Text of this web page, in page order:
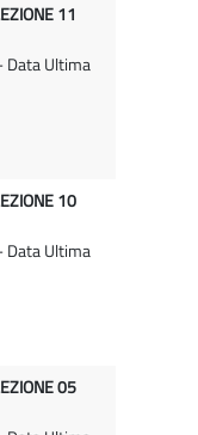
11
Data Ultima
10
Data Ultima
05